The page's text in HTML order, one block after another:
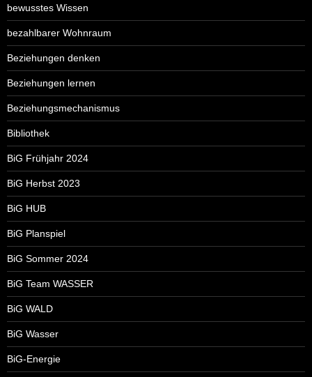
bewusstes Wissen
bezahlbarer Wohnraum
Beziehungen denken
Beziehungen lernen
Beziehungsmechanismus
Bibliothek
BiG Frühjahr 2024
BiG Herbst 2023
BiG HUB
BiG Planspiel
BiG Sommer 2024
BiG Team WASSER
BiG WALD
BiG Wasser
BiG-Energie